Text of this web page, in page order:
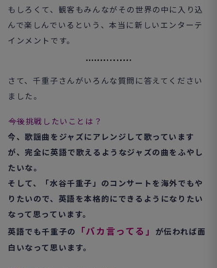
もしろくて、観客もみんながその世界の中に入り込
んで楽しんでいるという、本当に新しいエンターテ
インメントです。
さて、千重子さんがいろんな質問に答えてください
ました。
――今後挑戦したいことは？
今、歌謡曲をジャズにアレンジして歌っています
が、完全に英語で歌えるようなジャズの曲をふやし
たいな。
そして、「水谷千重子」のコンサートを海外でもや
りたいので、英語を本格的にできるようになりたい
なって思っています。
英語でも千重子の
「バカ言ってる」
が伝われば面
白いなって思います。